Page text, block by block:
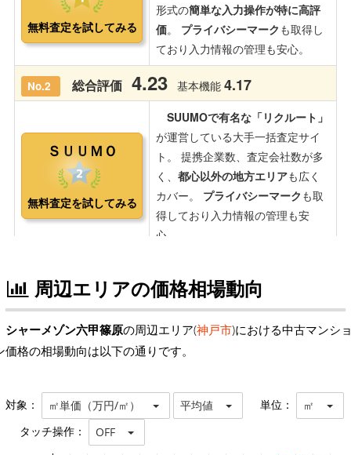
周辺エリアの価格相場動向
シャーメゾン六甲篠原の周辺エリア(神戸市)における中古マンシ
価格の相場動向は以下の通りです。
対象： ㎡単価（万円/㎡） 平均値 単位： ㎡
タッチ操作： OFF